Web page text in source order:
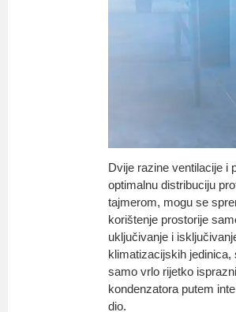
Dvije razine ventilacije i
optimalnu distribuciju
tajmerom, mogu se
korištenje prostorije
uključivanje i
klimatizacijskih
samo vrlo rijetko
kondenzatora putem
dio.